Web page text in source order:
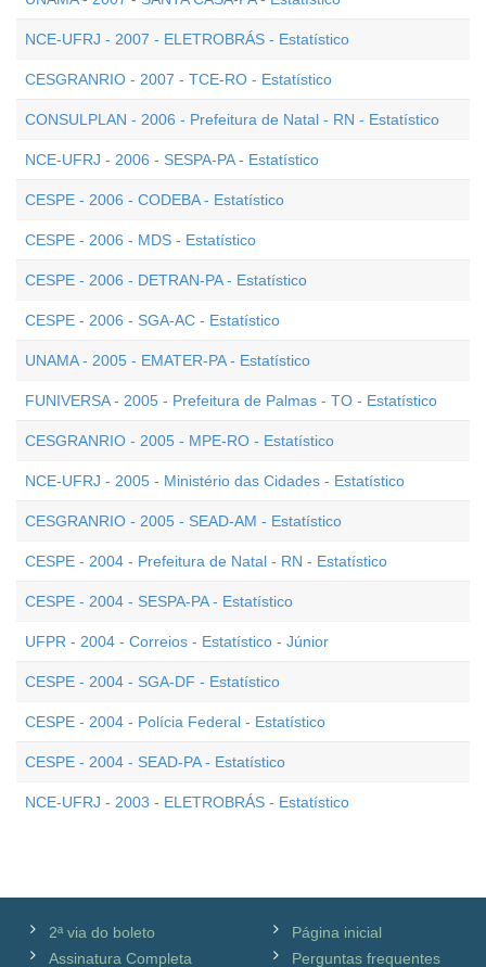
NCE-UFRJ - 2007 - ELETROBRÁS - Estatístico
CESGRANRIO - 2007 - TCE-RO - Estatístico
CONSULPLAN - 2006 - Prefeitura de Natal - RN - Estatístico
NCE-UFRJ - 2006 - SESPA-PA - Estatístico
CESPE - 2006 - CODEBA - Estatístico
CESPE - 2006 - MDS - Estatístico
CESPE - 2006 - DETRAN-PA - Estatístico
CESPE - 2006 - SGA-AC - Estatístico
UNAMA - 2005 - EMATER-PA - Estatístico
FUNIVERSA - 2005 - Prefeitura de Palmas - TO - Estatístico
CESGRANRIO - 2005 - MPE-RO - Estatístico
NCE-UFRJ - 2005 - Ministério das Cidades - Estatístico
CESGRANRIO - 2005 - SEAD-AM - Estatístico
CESPE - 2004 - Prefeitura de Natal - RN - Estatístico
CESPE - 2004 - SESPA-PA - Estatístico
UFPR - 2004 - Correios - Estatístico - Júnior
CESPE - 2004 - SGA-DF - Estatístico
CESPE - 2004 - Polícia Federal - Estatístico
CESPE - 2004 - SEAD-PA - Estatístico
NCE-UFRJ - 2003 - ELETROBRÁS - Estatístico
2ª via do boleto
Assinatura Completa
Página inicial
Perguntas frequentes